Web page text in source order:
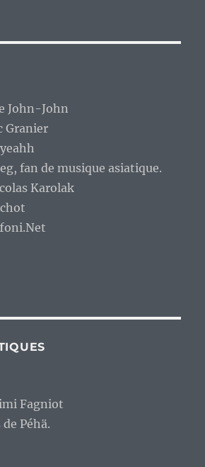
John-John
Granier
fan de musique asiatique.
Karolak
Fagniot
Péhä.